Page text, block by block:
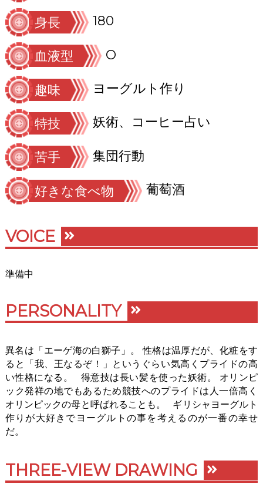
身長 180
血液型 O
趣味 ヨーグルト作り
特技 妖術、コーヒー占い
苦手 集団行動
好きな食べ物 葡萄酒
VOICE
準備中
PERSONALITY
異名は「エーゲ海の白獅子」。 性格は温厚だが、化粧をす
ると「我、王なるぞ！」というぐらい気高くプライドの高
い性格になる。 得意技は長い髪を使った妖術。 オリンピ
ック発祥の地でもあるため競技へのプライドは人一倍高く
オリンピックの母と呼ばれることも。 ギリシャヨーグルト
作りが大好きでヨーグルトの事を考えるのが一番の幸せ
だ。
THREE-VIEW DRAWING